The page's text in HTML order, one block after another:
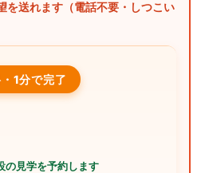
を送れます（電話不要・しつこい
1分で完了
の見学を予約します